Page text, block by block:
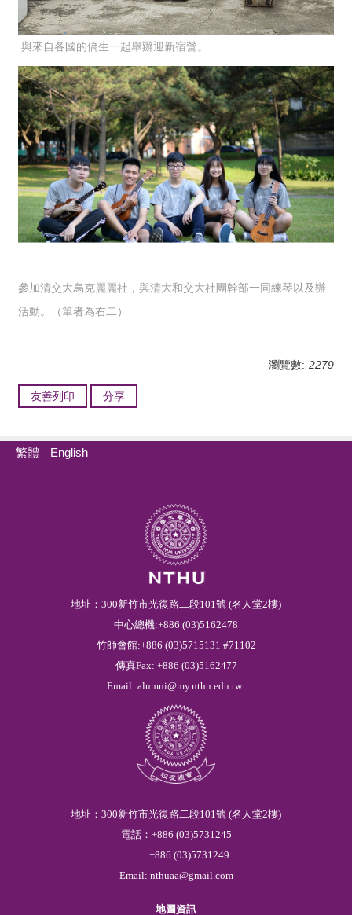
與來自各國的僑生一起舉辦迎新宿營。
參加清交大烏克麗麗社，與清大和交大社團幹部一同練琴以及辦
活動。
（筆者為右二）
瀏覽數: 2279
友善列印 分享
繁體 English
地址：300新竹市光復路二段101號 (名人堂2樓)
中心總機:+886 (03)5162478
竹師會館:+886 (03)5715131 #71102
傳真Fax: +886 (03)5162477
Email: alumni@my.nthu.edu.tw
地址：300新竹市光復路二段101號 (名人堂2樓)
電話： +886 (03)5731245
+886 (03)5731249
Email: nthuaa@gmail.com
地圖資訊